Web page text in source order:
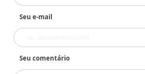
Seu e-mail
Seu comentário